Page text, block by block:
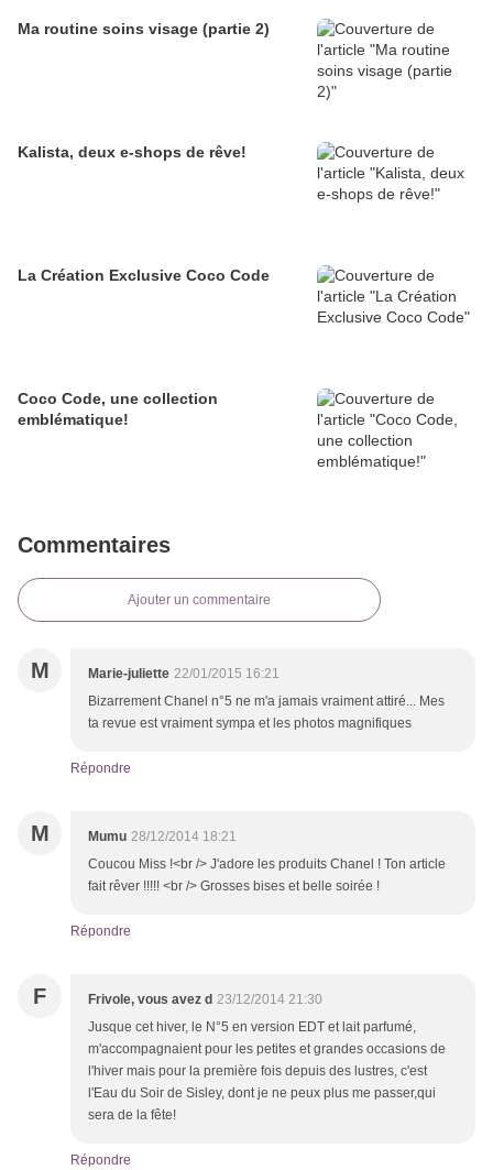
Ma routine soins visage (partie 2)
Kalista, deux e-shops de rêve!
La Création Exclusive Coco Code
Coco Code, une collection
emblématique!
Commentaires
Ajouter un commentaire
M Marie-juliette 22/01/2015 16:21
Bizarrement Chanel n°5 ne m'a jamais vraiment attiré... Mes
ta revue est vraiment sympa et les photos magnifiques
Répondre
M Mumu 28/12/2014 18:21
Coucou Miss !<br /> J'adore les produits Chanel ! Ton article
fait rêver !!!!! <br /> Grosses bises et belle soirée !
Répondre
F Frivole, vous avez d 23/12/2014 21:30
Jusque cet hiver, le N°5 en version EDT et lait parfumé,
m'accompagnaient pour les petites et grandes occasions de
l'hiver mais pour la première fois depuis des lustres, c'est
l'Eau du Soir de Sisley, dont je ne peux plus me passer,qui
sera de la fête!
Répondre